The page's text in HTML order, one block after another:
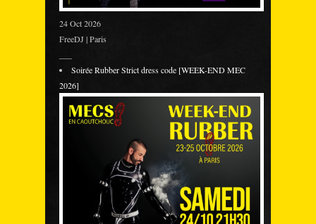
24 Oct 2026
FreeDJ | Paris
Soirée Rubber Strict dress code [WEEK-END MEC
2026]